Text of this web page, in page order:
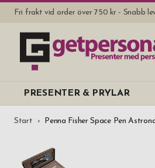
Fri frakt vid order över 750 kr - Snabb
PRESENTER & PRYLAR
Start Penna Fisher Space Pen